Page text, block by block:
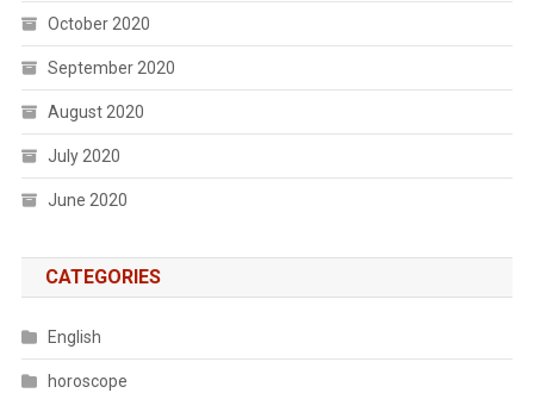
October 2020
September 2020
August 2020
July 2020
June 2020
CATEGORIES
English
horoscope